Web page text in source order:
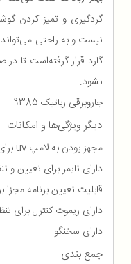
گردگیری و تمیز کردن
نیست و به راحتی می‌تواند
گارد قرار گرفته‌است تا
نشود.
جاروبرقی رباتیک 9385
دیگر ویژگی‌ها و امکانات
مجهز بودن به لامپ uv برای از بین بردن باکتری و ویروس‌های کف
دارای تایمر برای تعیین و
قابلیت تعیین برنامه مجزا
دارای ریموت کنترل برای
دارای سخنگو
جمع بندی